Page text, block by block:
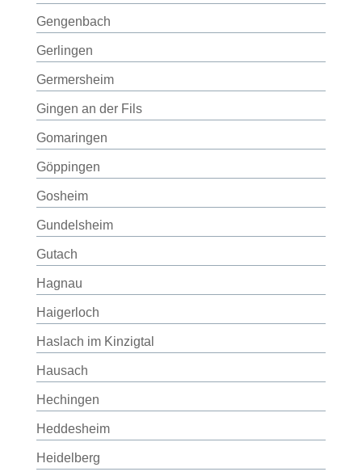
Gengenbach
Gerlingen
Germersheim
Gingen an der Fils
Gomaringen
Göppingen
Gosheim
Gundelsheim
Gutach
Hagnau
Haigerloch
Haslach im Kinzigtal
Hausach
Hechingen
Heddesheim
Heidelberg